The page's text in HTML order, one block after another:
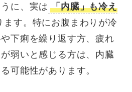
に、実は 「内臓」も冷え
ます。特にお腹まわりが冷
下痢を繰り返す方、疲れ
弱いと感じる方は、内臓
可能性があります。